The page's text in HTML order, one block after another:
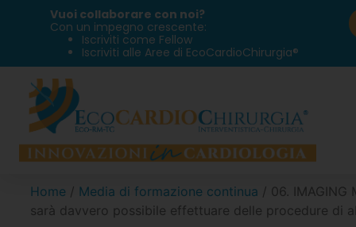
Vuoi collaborare con noi?
Con un impegno crescente:
Iscriviti come Fellow
Iscriviti alle Aree di EcoCardioChirurgia®
Home / Media di formazione continua / 06. IMAGING
sarà davvero possibile effettuare delle procedure di